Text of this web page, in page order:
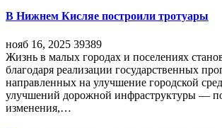
В Нижнем Кисляе построили тротуары
нояб 16, 2025 39389
Жизнь в малых городах и поселениях
благодаря реализации государственных
направленных на улучшение городской
улучшений дорожной инфраструктуры —
изменения,…